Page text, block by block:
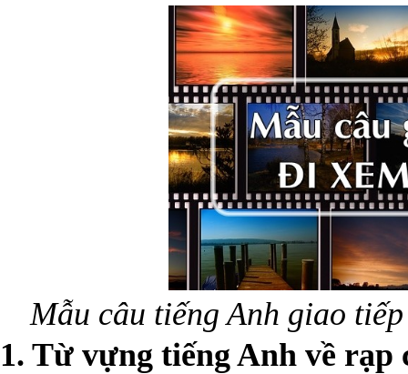
Mẫu câu tiếng Anh giao
1. Từ vựng tiếng Anh về rạp